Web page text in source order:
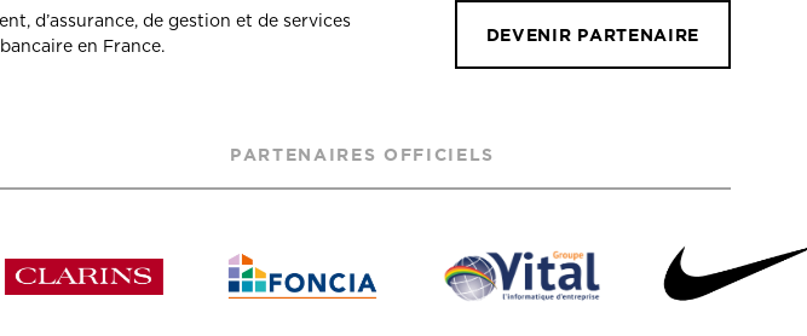
d’assurance, de gestion et de services
en France.
DEVENIR PARTENAIRE
PARTENAIRES OFFICIELS